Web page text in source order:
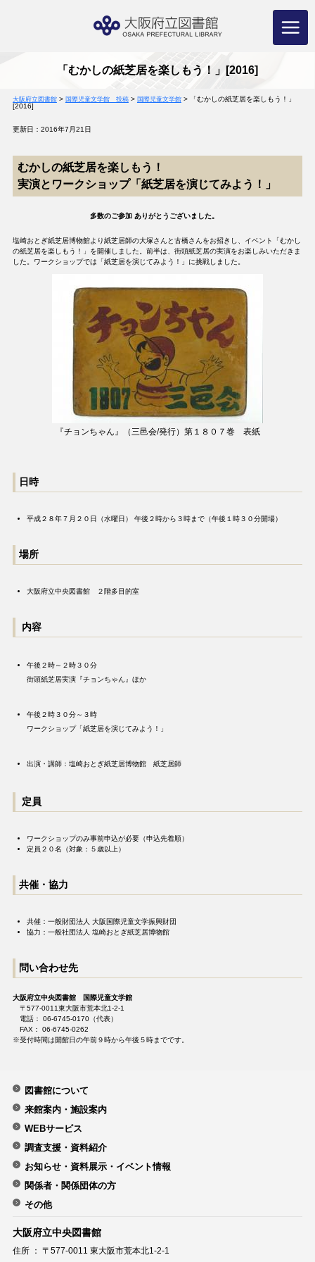
「むかしの紙芝居を楽しもう！」[2016]
大阪府立図書館> 国際児童文学館 投稿> 国際児童文学館>
「むかしの紙芝居を楽しもう！」
[2016]
更新日：2016年7月21日
むかしの紙芝居を楽しもう！
実演とワークショップ「紙芝居を演じてみよう！」
多数のご参加 ありがとうございました。
塩崎おとぎ紙芝居博物館より紙芝居師の大塚さんと古橋さんをお招きし、イベント「むかし
の紙芝居を楽しもう！」を開催しました。前半は、街頭紙芝居の実演をお楽しみいただきま
した。ワークショップでは「紙芝居を演じてみよう！」に挑戦しました。
『チョンちゃん』（三邑会/発行）第１８０７巻 表紙
日時
平成２８年７月２０日（水曜日） 午後２時から３時まで（午後１時３０分開場）
場所
大阪府立中央図書館 ２階多目的室
内容
午後２時～２時３０分
街頭紙芝居実演『チョンちゃん』ほか
午後２時３０分～３時
ワークショップ「紙芝居を演じてみよう！」
出演・講師：塩崎おとぎ紙芝居博物館 紙芝居師
定員
ワークショップのみ事前申込が必要（申込先着順）
定員２０名（対象：５歳以上）
共催・協力
共催：一般財団法人 大阪国際児童文学振興財団
協力：一般社団法人 塩崎おとぎ紙芝居博物館
問い合わせ先
大阪府立中央図書館 国際児童文学館
〒577-0011東大阪市荒本北1-2-1
電話： 06-6745-0170（代表）
FAX： 06-6745-0262
※受付時間は開館日の午前９時から午後５時までです。
図書館について
来館案内・施設案内
WEBサービス
調査支援・資料紹介
お知らせ・資料展示・イベント情報
関係者・関係団体の方
その他
大阪府立中央図書館
住所 ： 〒577-0011 東大阪市荒本北1-2-1